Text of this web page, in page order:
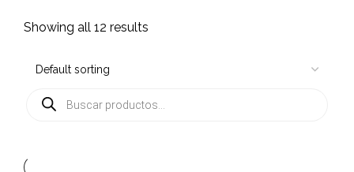
Showing all 12 results